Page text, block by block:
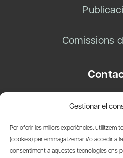
Gestionar el
Per oferir les millors experiències, utilitzem
(cookies) per emmagatzemar i/o accedir a
consentiment a aquestes tecnologies ens
Comissions
08003